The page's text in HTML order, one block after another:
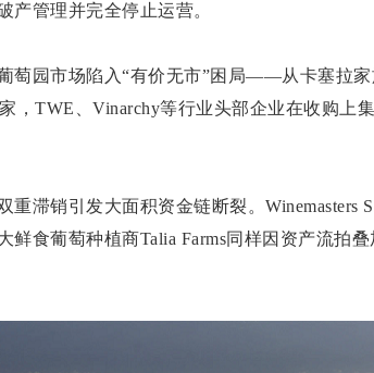
产管理并完全停止运营。
萄园市场陷入“有价无市”困局——从卡塞拉家
，TWE、Vinarchy等行业头部企业在收购上
重滞销引发大面积资金链断裂。Winemasters
鲜食葡萄种植商Talia Farms同样因资产流拍